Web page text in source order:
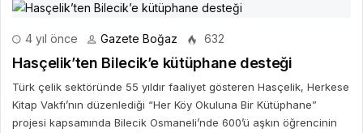
4 yıl önce Gazete Boğaz 632
Hasçelik’ten Bilecik’e kütüphane desteği
Türk çelik sektöründe 55 yıldır faaliyet gösteren Hasçelik, Herkese
Kitap Vakfı’nın düzenlediği “Her Köy Okuluna Bir Kütüphane”
projesi kapsamında Bilecik Osmaneli’nde 600’ü aşkın öğrencinin